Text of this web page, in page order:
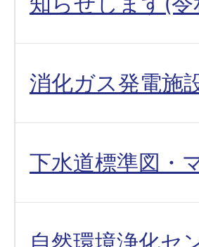
消化ガス発電施
下水道標準図・
自然環境浄化セ